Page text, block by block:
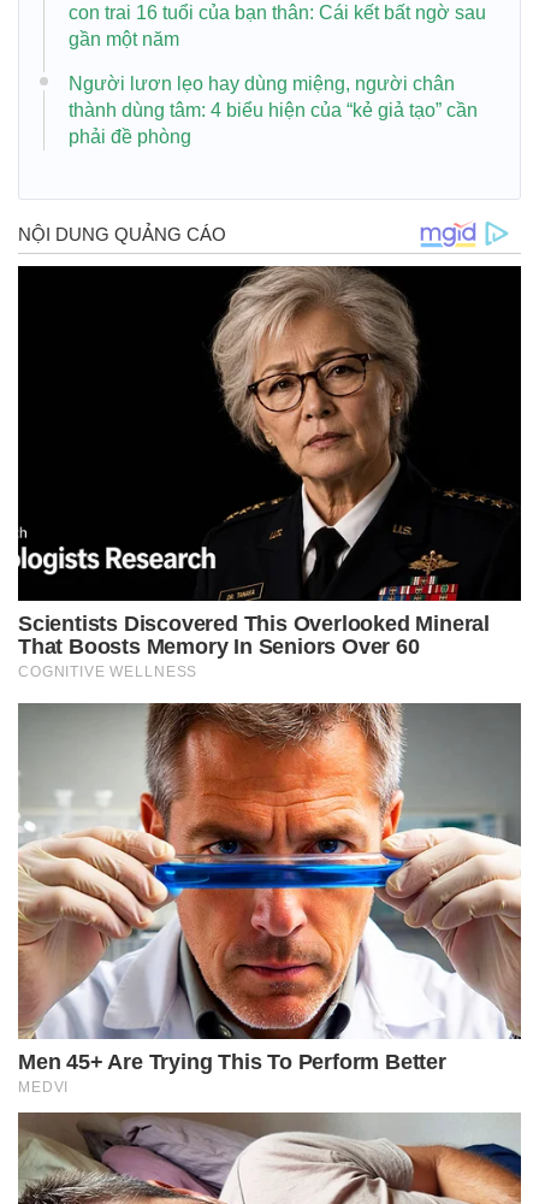
con trai 16 tuổi của bạn thân: Cái kết bất ngờ sau
gần một năm
Người lươn lẹo hay dùng miệng, người chân
thành dùng tâm: 4 biểu hiện của “kẻ giả tạo” cần
phải đề phòng